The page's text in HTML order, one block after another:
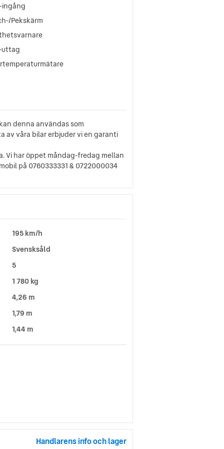
ingång
Pekskärm
uttag
denna användas som
av våra bilar erbjuder vi en garanti
Vi har öppet måndag-fredag mellan
på 0760333331 & 0722000034
195 km/h
Svensksåld
5
1 780 kg
4,26 m
1,79 m
1,44 m
Handlarens info och lager